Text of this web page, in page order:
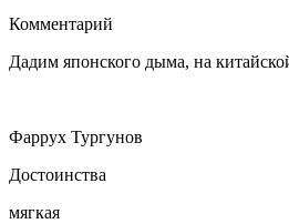
Комментарий
Дадим японского дыма, на
Фаррух Тургунов
Достоинства
мягкая